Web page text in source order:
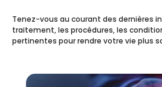
Tenez-vous au courant des dernières
traitement, les procédures, les
pertinentes pour rendre votre vie plus